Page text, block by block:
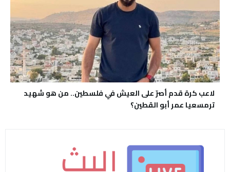
لاعب كرة قدم أصرّ على العيش في فلسطين.. من هو شهيد
ترمسعيا عمر أبو القطين؟